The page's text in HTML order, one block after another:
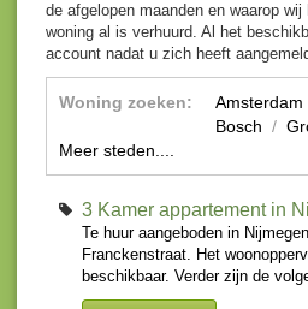
de afgelopen maanden en waarop
woning al is verhuurd. Al het
account nadat u zich heeft
Woning zoeken: Amsterdam
Bosch /
Meer steden....
3 Kamer appartement in
Te huur aangeboden in
Franckenstraat. Het
beschikbaar. Verder zijn de